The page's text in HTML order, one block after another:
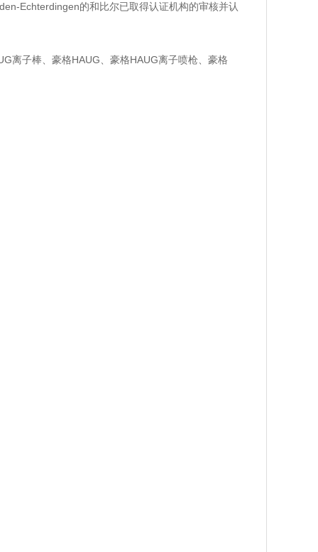
Echterdingen的和比尔已取得认证机构的审核并认
离子棒、豪格HAUG、豪格HAUG离子喷枪、豪格